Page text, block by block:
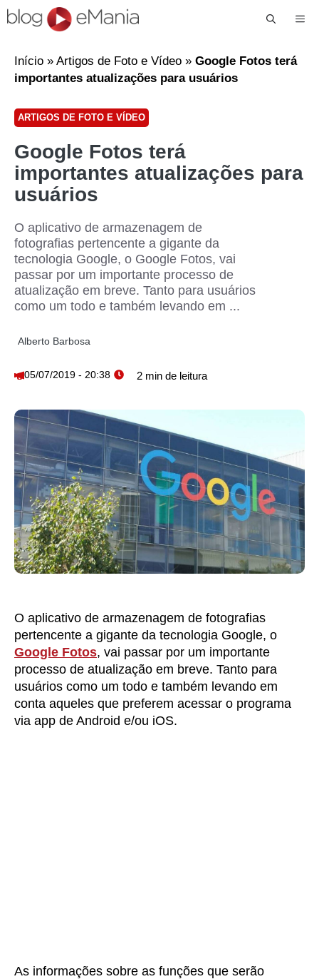
Início » Artigos de Foto e Vídeo » Google Fotos terá
importantes atualizações para usuários
ARTIGOS DE FOTO E VÍDEO
Google Fotos terá
importantes atualizações para
usuários
O aplicativo de armazenagem de
fotografias pertencente a gigante da
tecnologia Google, o Google Fotos, vai
passar por um importante processo de
atualização em breve. Tanto para usuários
como um todo e também levando em ...
Alberto Barbosa
05/07/2019 - 20:38
O aplicativo de armazenagem de fotografias
pertencente a gigante da tecnologia Google, o
Google Fotos, vai passar por um importante
processo de atualização em breve. Tanto para
usuários como um todo e também levando em
conta aqueles que preferem acessar o programa
via app de Android e/ou iOS.
As informações sobre as funções que serão